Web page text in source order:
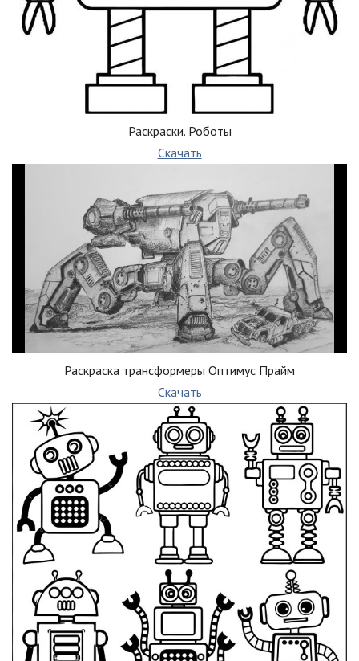
Раскраски. Роботы
Скачать
Раскраска трансформеры Оптимус Прайм
Скачать